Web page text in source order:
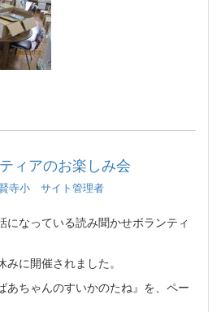
ィアのお楽しみ会
寺小 サイト管理者
なっている読み聞かせボランティ
みに開催されました。
ちゃんのすいかのたね』を、ペー